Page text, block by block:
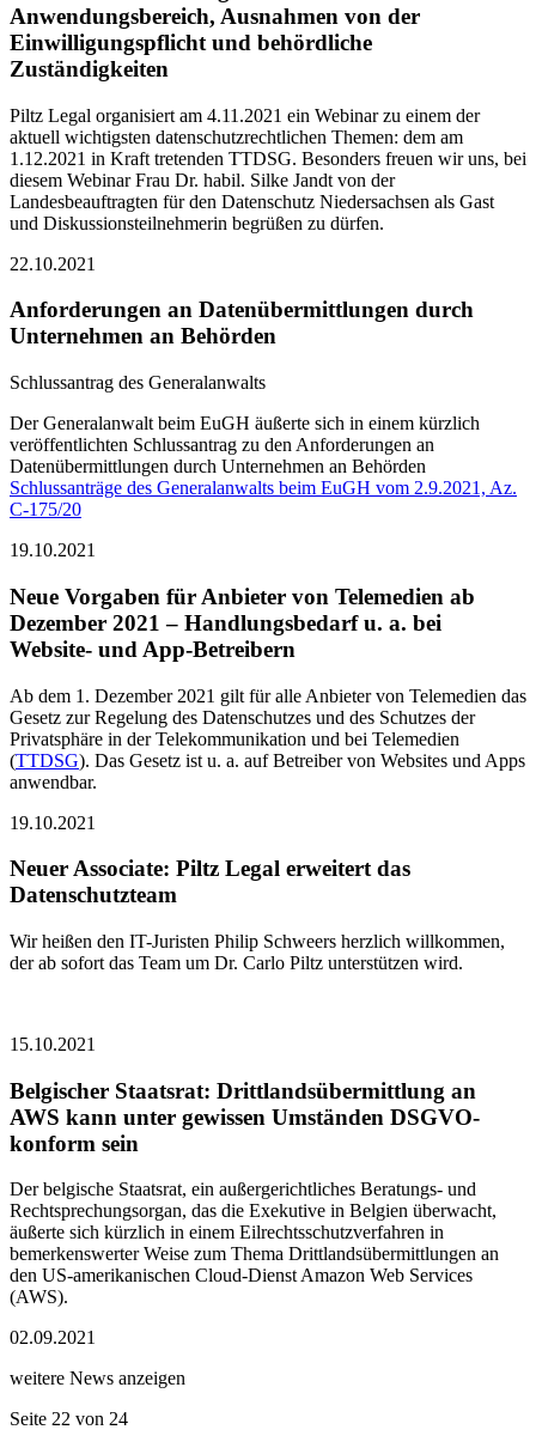
Anwendungsbereich, Ausnahmen von der
Einwilligungspflicht und behördliche
Zuständigkeiten
Piltz Legal organisiert am 4.11.2021 ein Webinar zu einem der
aktuell wichtigsten datenschutzrechtlichen Themen: dem am
1.12.2021 in Kraft tretenden TTDSG. Besonders freuen wir uns, bei
diesem Webinar Frau Dr. habil. Silke Jandt von der
Landesbeauftragten für den Datenschutz Niedersachsen als Gast
und Diskussionsteilnehmerin begrüßen zu dürfen.
22.10.2021
Anforderungen an Datenübermittlungen durch
Unternehmen an Behörden
Schlussantrag des Generalanwalts
Der Generalanwalt beim EuGH äußerte sich in einem kürzlich
veröffentlichten Schlussantrag zu den Anforderungen an
Datenübermittlungen durch Unternehmen an Behörden
Schlussanträge des Generalanwalts beim EuGH vom 2.9.2021, Az.
C-175/20
19.10.2021
Neue Vorgaben für Anbieter von Telemedien ab
Dezember 2021 – Handlungsbedarf u. a. bei
Website- und App-Betreibern
Ab dem 1. Dezember 2021 gilt für alle Anbieter von Telemedien das
Gesetz zur Regelung des Datenschutzes und des Schutzes der
Privatsphäre in der Telekommunikation und bei Telemedien
(TTDSG). Das Gesetz ist u. a. auf Betreiber von Websites und Apps
anwendbar.
19.10.2021
Neuer Associate: Piltz Legal erweitert das
Datenschutzteam
Wir heißen den IT-Juristen Philip Schweers herzlich willkommen,
der ab sofort das Team um Dr. Carlo Piltz unterstützen wird.
15.10.2021
Belgischer Staatsrat: Drittlandsübermittlung an
AWS kann unter gewissen Umständen DSGVO-
konform sein
Der belgische Staatsrat, ein außergerichtliches Beratungs- und
Rechtsprechungsorgan, das die Exekutive in Belgien überwacht,
äußerte sich kürzlich in einem Eilrechtsschutzverfahren in
bemerkenswerter Weise zum Thema Drittlandsübermittlungen an
den US-amerikanischen Cloud-Dienst Amazon Web Services
(AWS).
02.09.2021
weitere News anzeigen
Seite 22 von 24